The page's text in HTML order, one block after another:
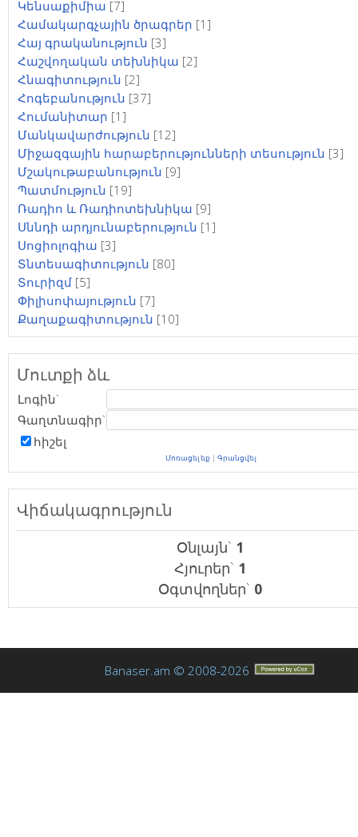
Կենսաքիմիա [7]
Համակարգչային ծրագրեր [1]
Հայ գրականություն [3]
Հաշվողական տեխնիկա [2]
Հնագիտություն [2]
Հոգեբանություն [37]
Հումանիտար [1]
Մանկավարժություն [12]
Միջազգային հարաբերությունների տեսություն [3]
Մշակութաբանություն [9]
Պատմություն [19]
Ռադիո և Ռադիոտեխնիկա [9]
Սննդի արդյունաբերություն [1]
Սոցիոլոգիա [3]
Տնտեսագիտություն [80]
Տուրիզմ [5]
Փիլիսոփայություն [7]
Քաղաքագիտություն [10]
Մուտքի ձև
Լոգին`
Գաղտնագիր`
հիշել
Մոռացել եք | Գրանցվել
Վիճակագրություն
Օնլայն` 1
Հյուրեր` 1
Օգտվողներ` 0
Banaser.am © 2008-2026